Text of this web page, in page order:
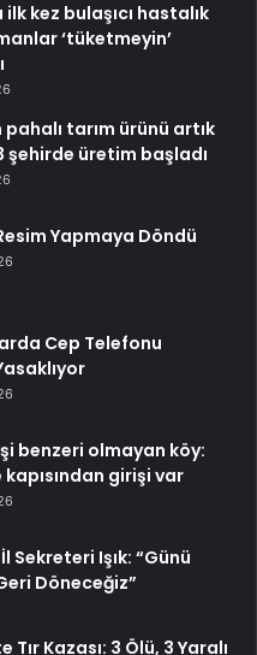
kez bulaşıcı hastalık
‘tüketmeyin’
pahalı tarım ürünü artık
şehirde üretim başladı
Yapmaya Döndü
Cep Telefonu
benzeri olmayan köy:
girişi var
Sekreteri Işık: “Günü
Döneceğiz”
Tır Kazası: 3 Ölü, 3 Yaralı